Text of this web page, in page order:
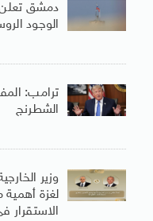
دمشق تعلن
الوجود
ترامب:
الشطرنج
وزير
لغزة أهمية
الاستقرار